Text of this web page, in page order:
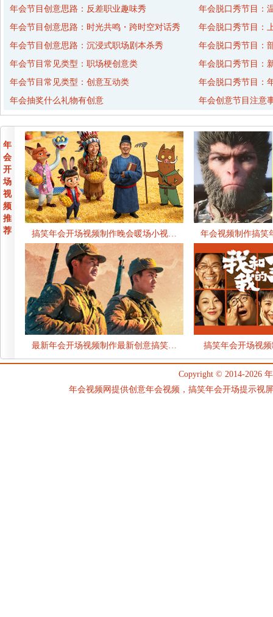
年会节目创意思路：反差职业趣味秀
年会节目创意思路：时光共鸣・跨时空对话秀
年会节目创意思路：沉浸式职场剧本杀秀
年会节目常见类型：职场梗创意类
年会节目常见类型：创意互动类
年会抽奖什么礼物有创意
年会脱口秀节目：
年会脱口秀节目：
年会脱口秀节目：
年会脱口秀节目：
年会脱口秀节目：
年会创意节目注意
年
会
开
场
视
频
推
荐
搞笑年会开场视频制作晚会暖场小视… 年会视频制作搞
最新年会开场视频制作最新创意搞笑… 搞笑年会开场视
Copyright © 2014-2026
年会视频网提供创意年会视频，搞笑年会开场提示视